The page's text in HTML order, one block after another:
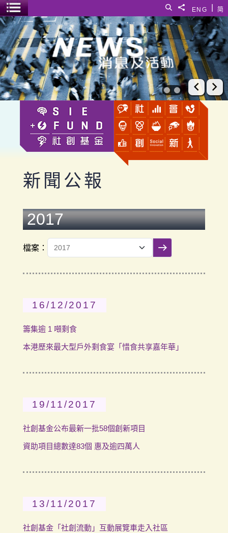
简
ENG
分享給
搜尋
選單開關
社創基金
上一張
下
新聞公報
2017
檔案：
16/12/2017
籌集逾 1 噸剩食
本港歷來最大型戶外剩食宴「惜食共享嘉年華」
19/11/2017
社創基金公布最新一批58個創新項目
資助項目總數達83個 惠及逾四萬人
13/11/2017
社創基金「社創流動」互動展覽車走入社區